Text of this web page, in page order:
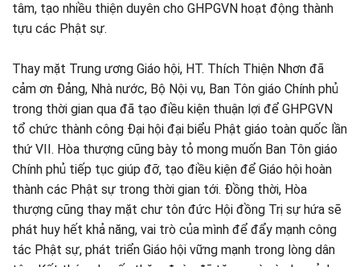
tâm, tạo nhiều thiện duyên cho GHPGVN hoạt động thành
tựu các Phật sự.
Thay mặt Trung ương Giáo hội, HT. Thích Thiện Nhơn đã
cảm ơn Đảng, Nhà nước, Bộ Nội vụ, Ban Tôn giáo Chính phủ
trong thời gian qua đã tạo điều kiện thuận lợi để GHPGVN
tổ chức thành công Đại hội đại biểu Phật giáo toàn quốc lần
thứ VII. Hòa thượng cũng bày tỏ mong muốn Ban Tôn giáo
Chính phủ tiếp tục giúp đỡ, tạo điều kiện để Giáo hội hoàn
thành các Phật sự trong thời gian tới. Đồng thời, Hòa
thượng cũng thay mặt chư tôn đức Hội đồng Trị sự hứa sẽ
phát huy hết khả năng, vai trò của mình để đẩy mạnh công
tác Phật sự, phát triển Giáo hội vững mạnh trong lòng dân